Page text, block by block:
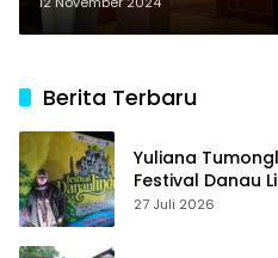
Moutong
Berita Terbaru
Yuliana
Festival Danau
Harus Jadi
27 Juli 2026